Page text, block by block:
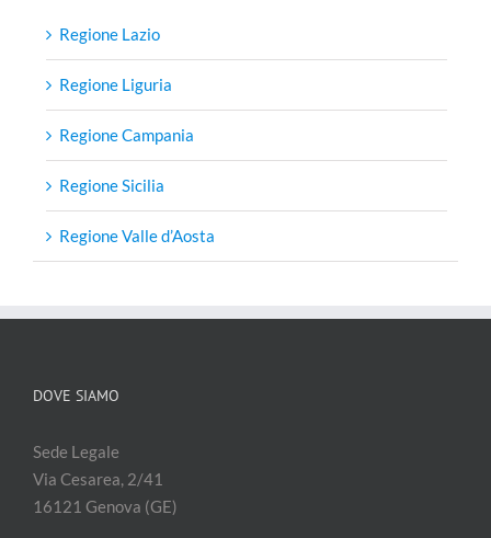
Regione Lazio
Regione Liguria
Regione Campania
Regione Sicilia
Regione Valle d’Aosta
DOVE SIAMO
Sede Legale
Via Cesarea, 2/41
16121 Genova (GE)